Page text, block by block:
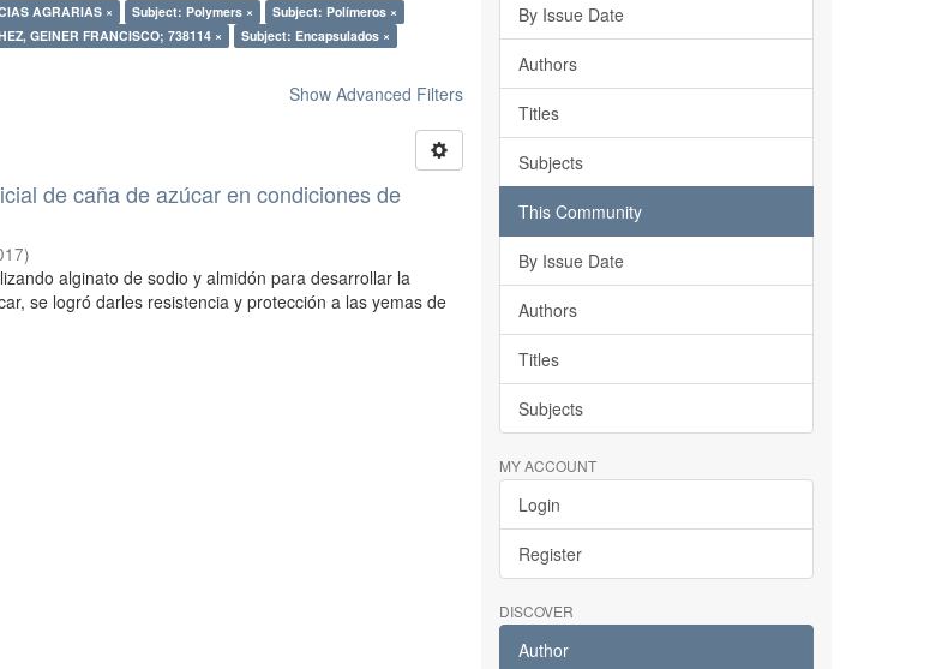
AGRARIAS × Subject: Polymers ×
Subject: Polímeros ×
GEINER FRANCISCO; 738114 ×
Subject: Encapsulados ×
Show Advanced Filters
de caña de azúcar en condiciones de
)
alginato de sodio y almidón para desarrollar la
se logró darles resistencia y protección a las yemas de
By Issue Date
Authors
Titles
Subjects
This Community
By Issue Date
Authors
Titles
Subjects
MY ACCOUNT
Login
Register
DISCOVER
Author